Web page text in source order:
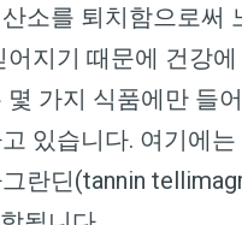
소를 퇴치함으로써
어지기 때문에 건강
몇 가지 식품에만 들
있습니다. 여기에
란딘(tannin